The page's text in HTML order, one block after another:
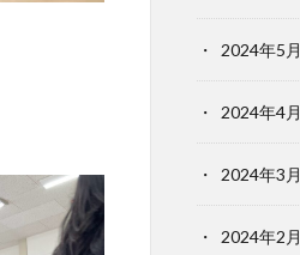
2024年5月
2024年4月
2024年3月
2024年2月